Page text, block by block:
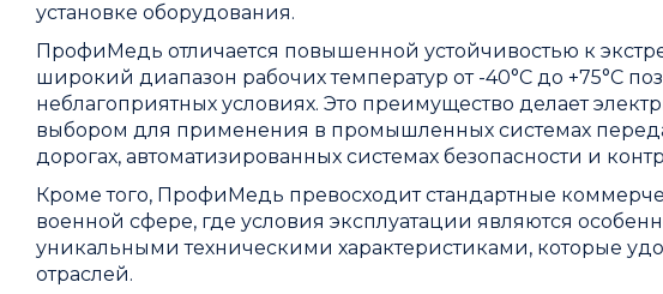
установке оборудования.
ПрофиМедь отличается повышенной устойчивостью к
широкий диапазон рабочих температур от -40°C до +75°C
неблагоприятных условиях. Это преимущество делает
выбором для применения в промышленных системах
дорогах, автоматизированных системах безопасности и
Кроме того, ПрофиМедь превосходит стандартные
военной сфере, где условия эксплуатации являются
уникальными техническими характеристиками, которые
отраслей.